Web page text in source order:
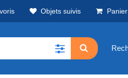
Objets suivis Panier